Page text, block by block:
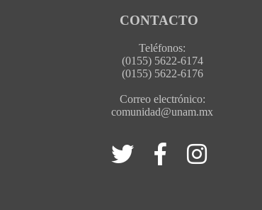
CONTACTO
Teléfonos:
(0155) 5622-6174
(0155) 5622-6176
Correo electrónico:
comunidad@unam.mx